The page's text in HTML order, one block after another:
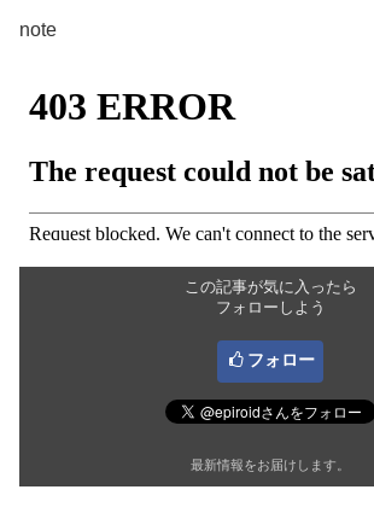
note
この記事が気に入ったら
フォローしよう
フォロー
最新情報をお届けします。